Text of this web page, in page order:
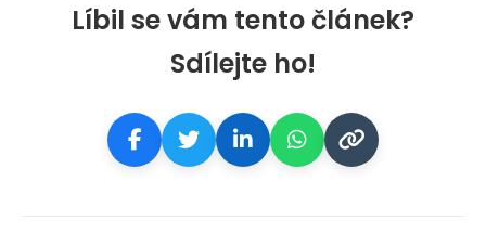
Líbil se vám tento článek?
Sdílejte ho!